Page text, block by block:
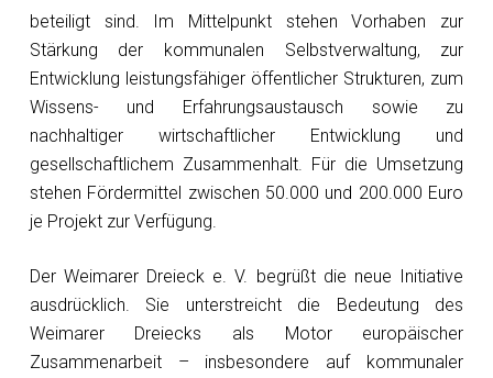
beteiligt sind. Im Mittelpunkt stehen Vorhaben zur
Stärkung der kommunalen Selbstverwaltung, zur
Entwicklung leistungsfähiger öffentlicher Strukturen, zum
Wissens- und Erfahrungsaustausch sowie zu
nachhaltiger wirtschaftlicher Entwicklung und
gesellschaftlichem Zusammenhalt. Für die Umsetzung
stehen Fördermittel zwischen 50.000 und 200.000 Euro
je Projekt zur Verfügung.
Der Weimarer Dreieck e. V. begrüßt die neue Initiative
ausdrücklich. Sie unterstreicht die Bedeutung des
Weimarer Dreiecks als Motor europäischer
Zusammenarbeit – insbesondere auf kommunaler